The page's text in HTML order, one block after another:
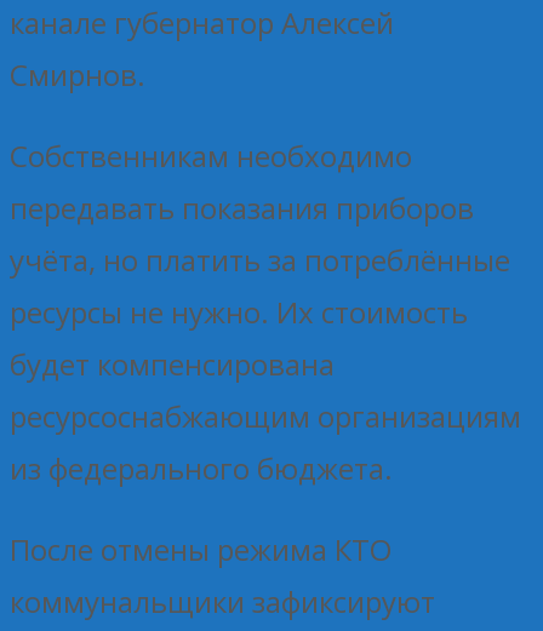
канале губернатор Алексей
Смирнов.
Собственникам необходимо
передавать показания приборов
учёта, но платить за потреблённые
ресурсы не нужно. Их стоимость
будет компенсирована
ресурсоснабжающим организациям
из федерального бюджета.
После отмены режима КТО
коммунальщики зафиксируют